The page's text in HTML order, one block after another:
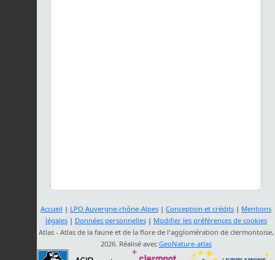
Accueil | LPO Auvergne-rhône-Alpes | Conception et crédits | Mentions
légales| Données personnelles| Modifier les préférences de cookies
Atlas - Atlas de la faune et de la flore de l'agglomération de clermontoise,
2026. Réalisé avec GeoNature-atlas